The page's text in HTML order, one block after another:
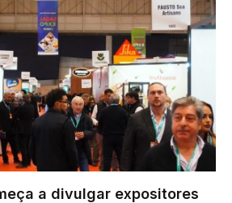
a divulgar expositores